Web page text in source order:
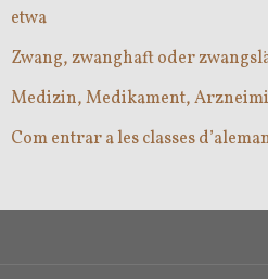
etwa
Zwang, zwanghaft oder
Medizin, Medikament,
Com entrar a les classes